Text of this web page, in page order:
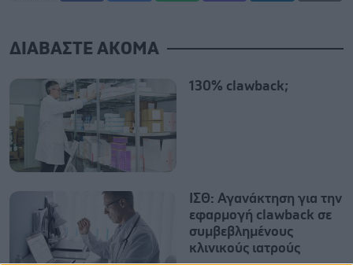
ΔΙΑΒΑΣΤΕ ΑΚΟΜΑ
130% clawback;
ΙΣΘ: Αγανάκτηση για την
εφαρμογή clawback σε
συμβεβλημένους
κλινικούς ιατρούς